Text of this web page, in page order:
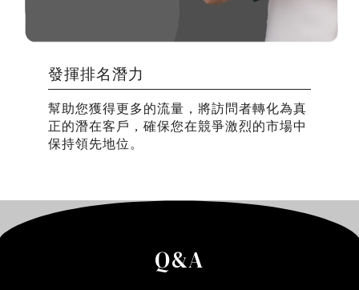
發揮排名潛力
幫助您獲得更多的流量，將訪問者轉化為真
正的潛在客戶，確保您在競爭激烈的市場中
保持領先地位。
Q&A